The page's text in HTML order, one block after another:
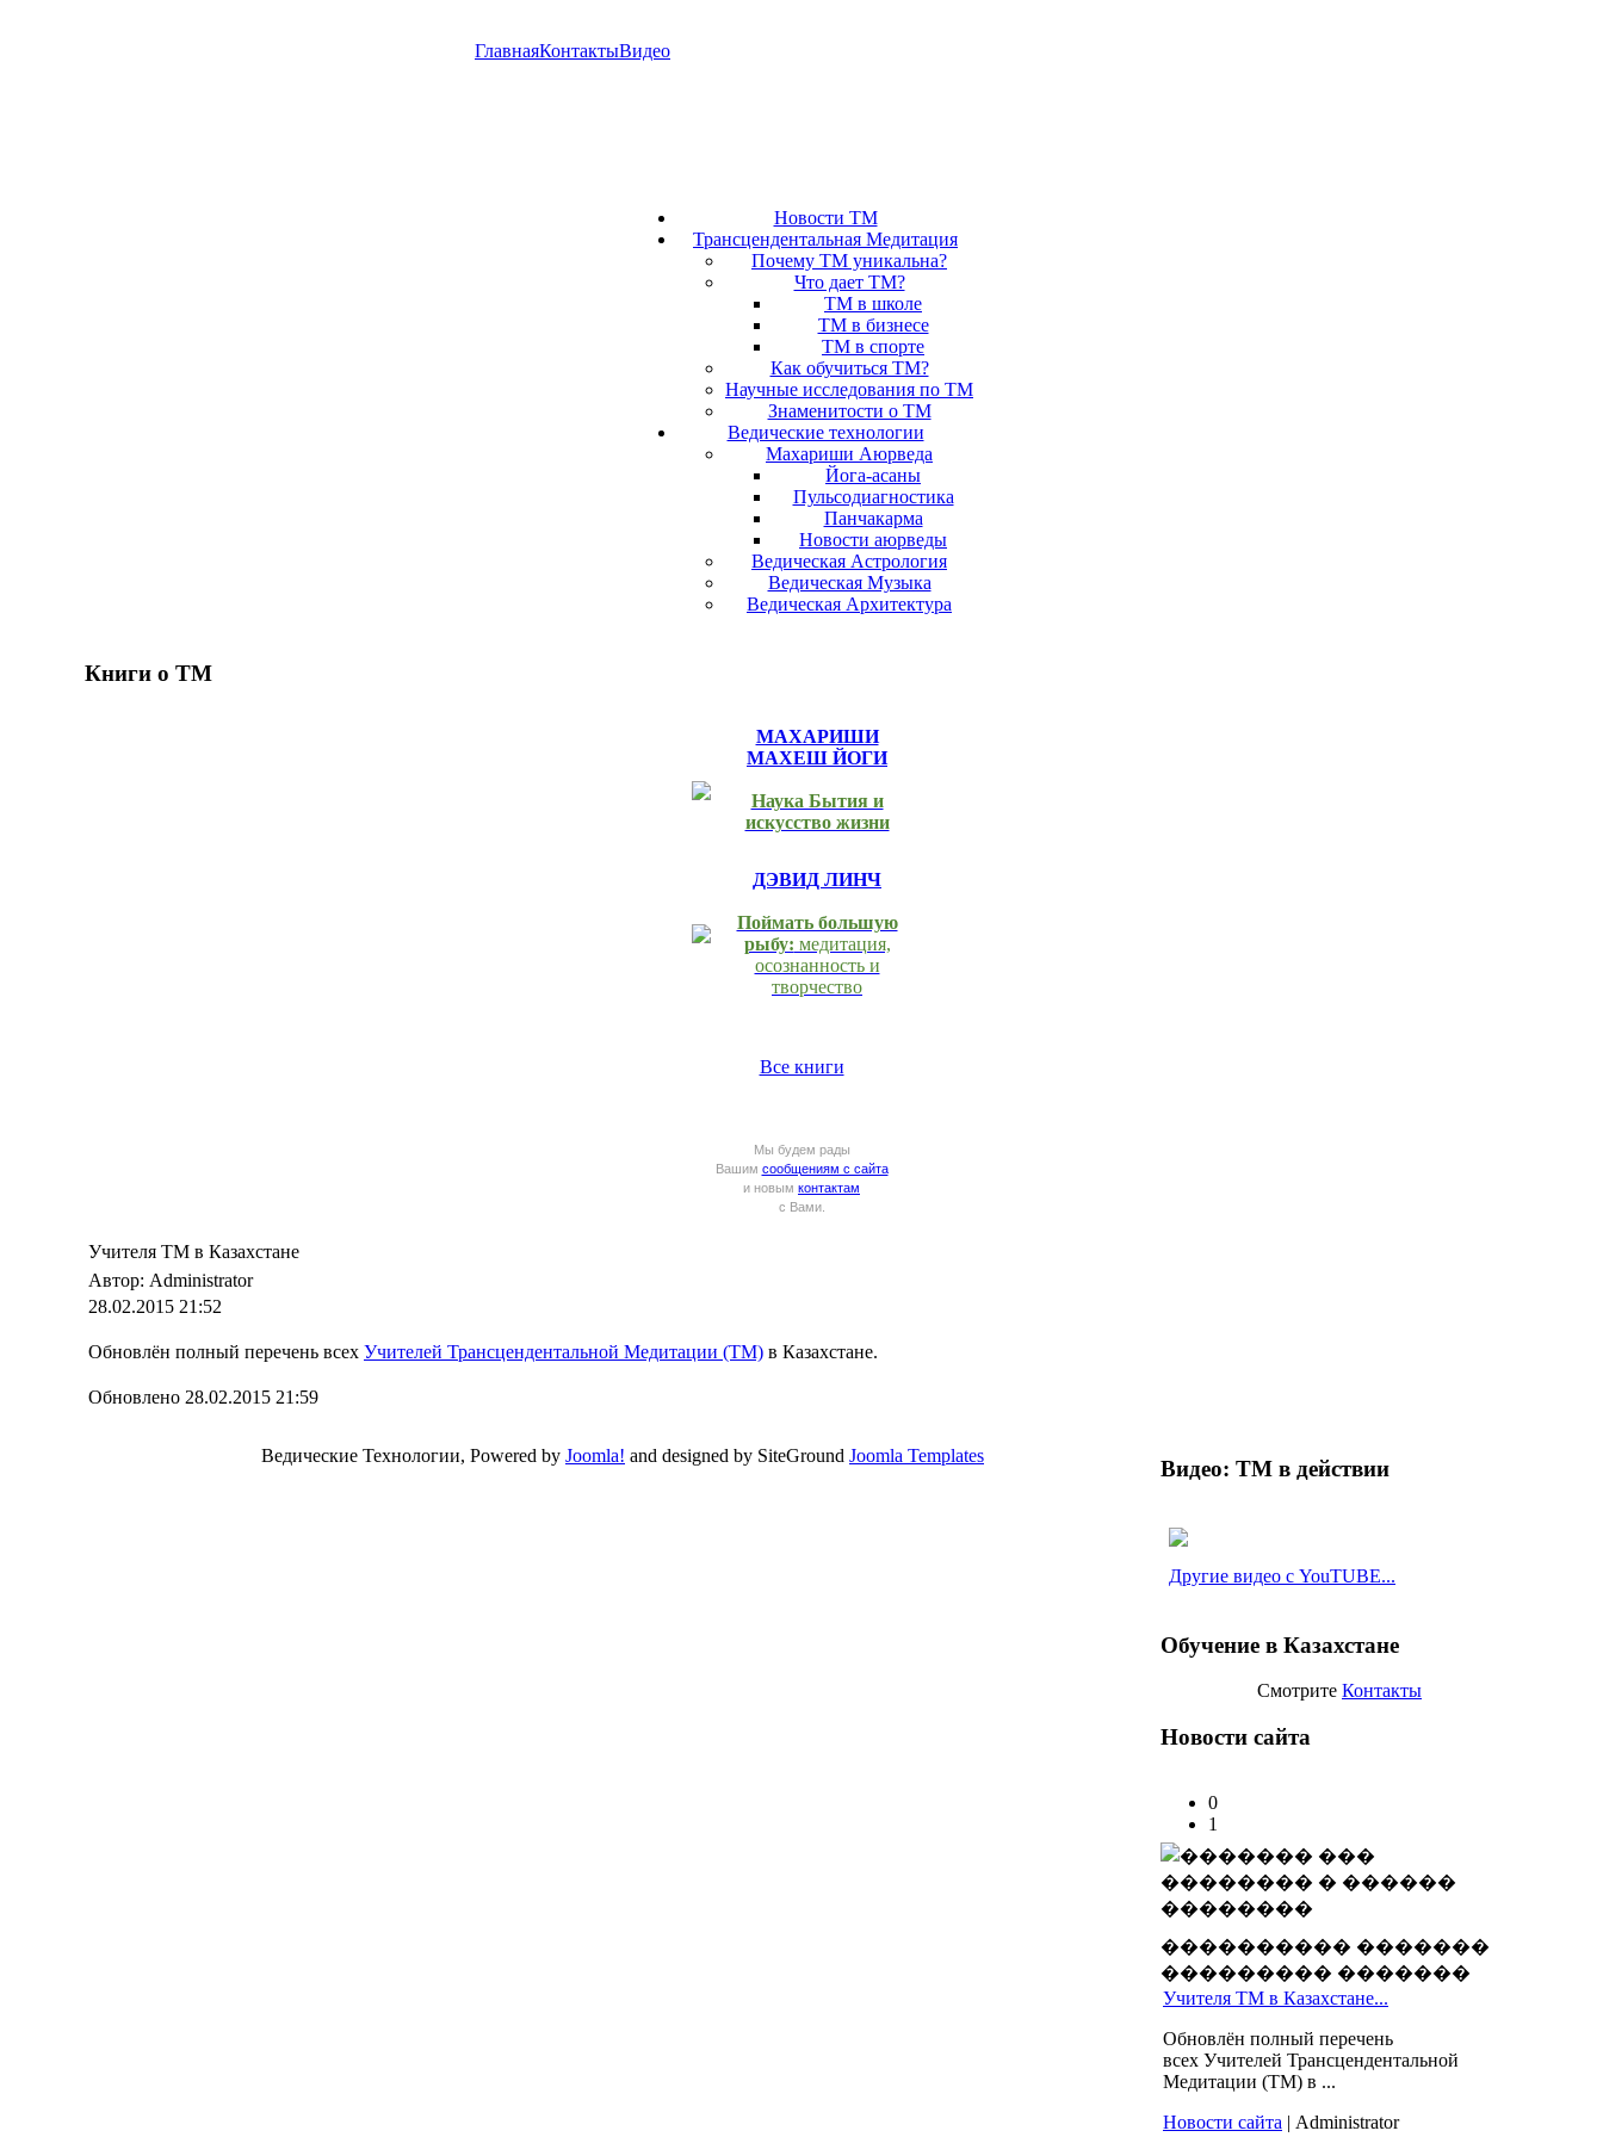
ГлавнаяКонтактыВидео
Новости ТМ
Трансцендентальная Медитация
Почему ТМ уникальна?
Что дает ТМ?
ТМ в школе
ТМ в бизнесе
ТМ в спорте
Как обучиться ТМ?
Научные исследования по ТМ
Знаменитости о ТМ
Ведические технологии
Махариши Аюрведа
Йога-асаны
Пульсодиагностика
Панчакарма
Новости аюрведы
Ведическая Астрология
Ведическая Музыка
Ведическая Архитектура
Книги о ТМ
МАХАРИШИ
МАХЕШ ЙОГИ
Наука Бытия и
искусство жизни
ДЭВИД ЛИНЧ
Поймать большую
рыбу: медитация,
осознанность и
творчество
Все книги
Мы будем рады
Вашим сообщениям с сайта
и новым контактам
с Вами.
Учителя ТМ в Казахстане
Автор: Administrator
28.02.2015 21:52
Обновлён полный перечень всех Учителей Трансцендентальной Медитации (ТМ) в Казахстане.
Обновлено 28.02.2015 21:59
Видео: ТМ в действии
Другие видео с YouTUBE...
Обучение в Казахстане
Смотрите Контакты
Новости сайта
0
1
���������� �������
��������� �������
Учителя ТМ в Казахстане...
Обновлён полный перечень
всех Учителей Трансцендентальной
Медитации (ТМ) в ...
Новости сайта | Administrator
Ведические Технологии, Powered by Joomla! and designed by SiteGround Joomla Templates